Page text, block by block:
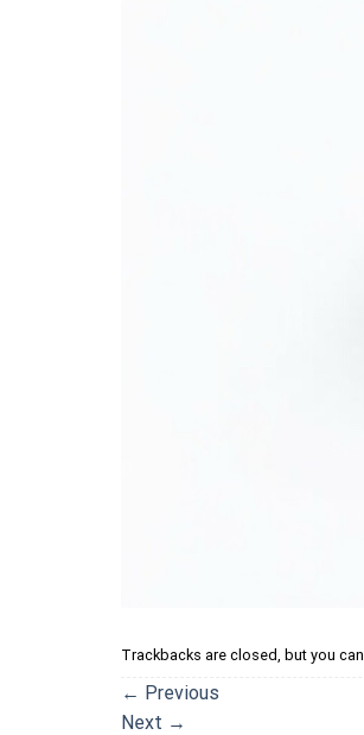
Trackbacks are closed, but you can
← Previous
Next →